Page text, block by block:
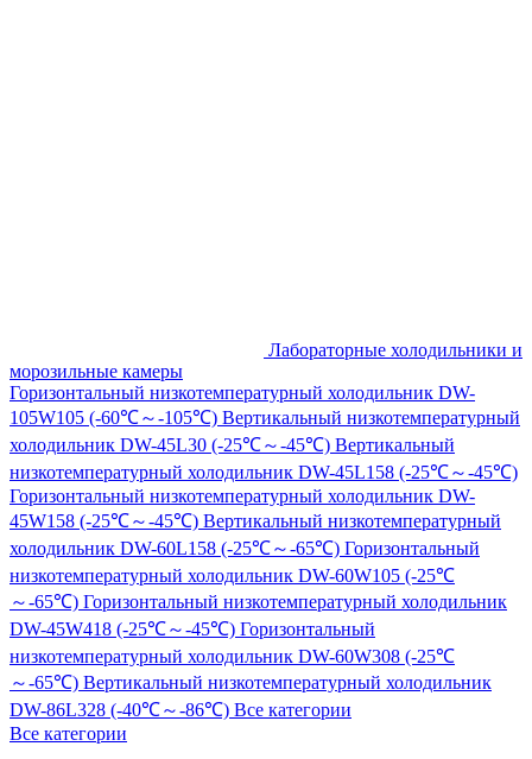
Лабораторные холодильники и
морозильные камеры
Горизонтальный низкотемпературный холодильник DW-
105W105 (-60℃～-105℃) Вертикальный низкотемпературный
холодильник DW-45L30 (-25℃～-45℃) Вертикальный
низкотемпературный холодильник DW-45L158 (-25℃～-45℃)
Горизонтальный низкотемпературный холодильник DW-
45W158 (-25℃～-45℃) Вертикальный низкотемпературный
холодильник DW-60L158 (-25℃～-65℃) Горизонтальный
низкотемпературный холодильник DW-60W105 (-25℃
～-65℃) Горизонтальный низкотемпературный холодильник
DW-45W418 (-25℃～-45℃) Горизонтальный
низкотемпературный холодильник DW-60W308 (-25℃
～-65℃) Вертикальный низкотемпературный холодильник
DW-86L328 (-40℃～-86℃) Все категории
Все категории